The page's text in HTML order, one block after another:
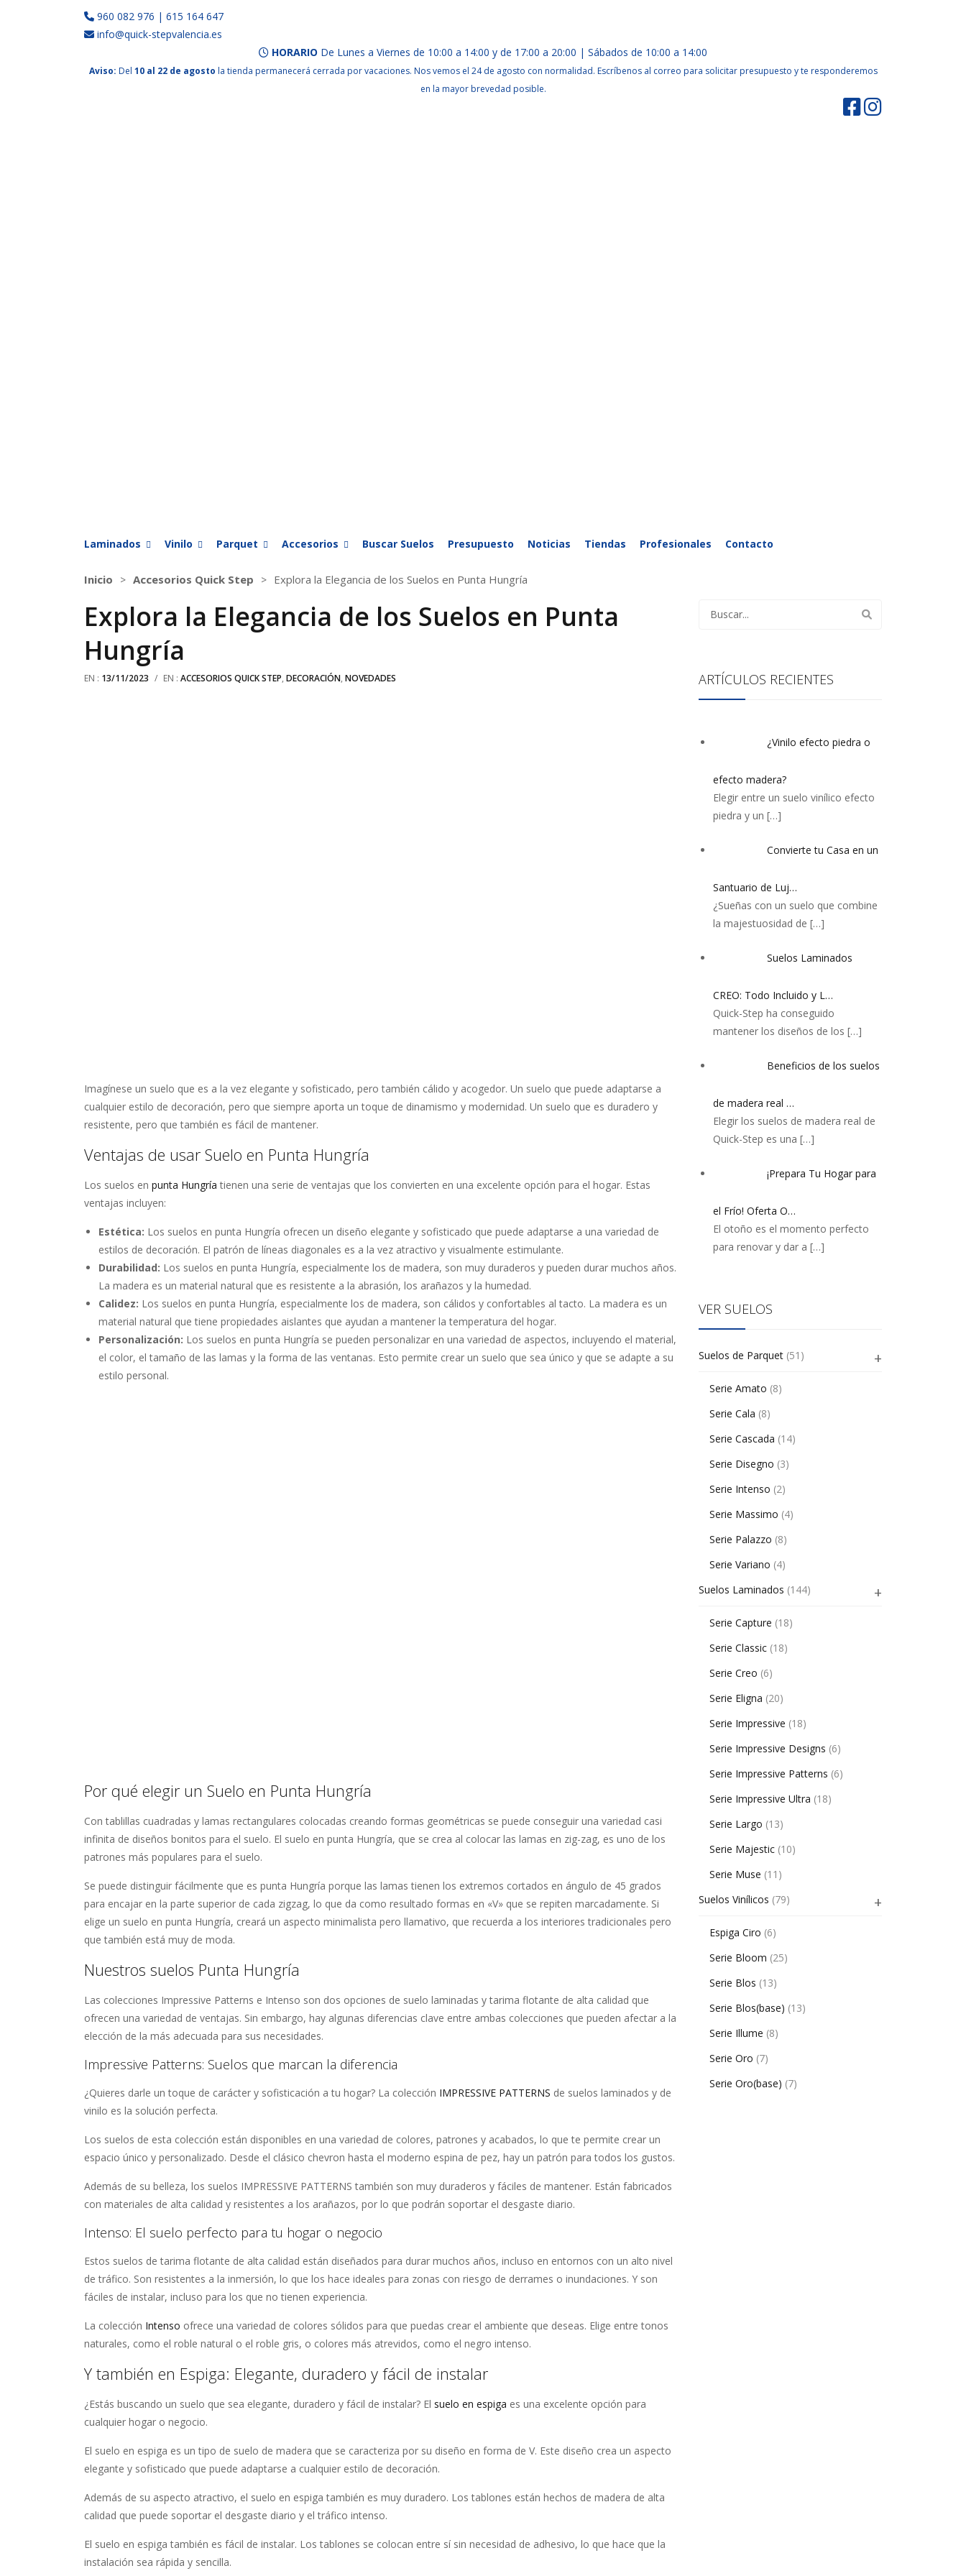
960 082 976 | 615 164 647
info@quick-stepvalencia.es
HORARIO De Lunes a Viernes de 10:00 a 14:00 y de 17:00 a 20:00 | Sábados de 10:00 a 14:00
Aviso: Del 10 al 22 de agosto la tienda permanecerá cerrada por vacaciones. Nos vemos el 24 de agosto con normalidad. Escríbenos al correo para solicitar presupuesto y te responderemos
en la mayor brevedad posible.
Laminados Vinilo Parquet Accesorios Buscar Suelos Presupuesto Noticias Tiendas Profesionales Contacto
Inicio Accesorios Quick Step Explora la Elegancia de los Suelos en Punta Hungría
Explora la Elegancia de los Suelos en Punta
Hungría
EN : 13/11/2023 / EN : ACCESORIOS QUICK STEP, DECORACIÓN, NOVEDADES
Imagínese un suelo que es a la vez elegante y sofisticado, pero también cálido y acogedor. Un suelo que puede adaptarse a
cualquier estilo de decoración, pero que siempre aporta un toque de dinamismo y modernidad. Un suelo que es duradero y
resistente, pero que también es fácil de mantener.
Ventajas de usar Suelo en Punta Hungría
Los suelos en punta Hungría tienen una serie de ventajas que los convierten en una excelente opción para el hogar. Estas
ventajas incluyen:
Estética: Los suelos en punta Hungría ofrecen un diseño elegante y sofisticado que puede adaptarse a una variedad de
estilos de decoración. El patrón de líneas diagonales es a la vez atractivo y visualmente estimulante.
Durabilidad: Los suelos en punta Hungría, especialmente los de madera, son muy duraderos y pueden durar muchos años.
La madera es un material natural que es resistente a la abrasión, los arañazos y la humedad.
Calidez: Los suelos en punta Hungría, especialmente los de madera, son cálidos y confortables al tacto. La madera es un
material natural que tiene propiedades aislantes que ayudan a mantener la temperatura del hogar.
Personalización: Los suelos en punta Hungría se pueden personalizar en una variedad de aspectos, incluyendo el material,
el color, el tamaño de las lamas y la forma de las ventanas. Esto permite crear un suelo que sea único y que se adapte a su
estilo personal.
Por qué elegir un Suelo en Punta Hungría
Con tablillas cuadradas y lamas rectangulares colocadas creando formas geométricas se puede conseguir una variedad casi
infinita de diseños bonitos para el suelo. El suelo en punta Hungría, que se crea al colocar las lamas en zig-zag, es uno de los
patrones más populares para el suelo.
Se puede distinguir fácilmente que es punta Hungría porque las lamas tienen los extremos cortados en ángulo de 45 grados
para encajar en la parte superior de cada zigzag, lo que da como resultado formas en «V» que se repiten marcadamente. Si
elige un suelo en punta Hungría, creará un aspecto minimalista pero llamativo, que recuerda a los interiores tradicionales pero
que también está muy de moda.
Nuestros suelos Punta Hungría
Las colecciones Impressive Patterns e Intenso son dos opciones de suelo laminadas y tarima flotante de alta calidad que
ofrecen una variedad de ventajas. Sin embargo, hay algunas diferencias clave entre ambas colecciones que pueden afectar a la
elección de la más adecuada para sus necesidades.
Impressive Patterns: Suelos que marcan la diferencia
¿Quieres darle un toque de carácter y sofisticación a tu hogar? La colección IMPRESSIVE PATTERNS de suelos laminados y de
vinilo es la solución perfecta.
Los suelos de esta colección están disponibles en una variedad de colores, patrones y acabados, lo que te permite crear un
espacio único y personalizado. Desde el clásico chevron hasta el moderno espina de pez, hay un patrón para todos los gustos.
Además de su belleza, los suelos IMPRESSIVE PATTERNS también son muy duraderos y fáciles de mantener. Están fabricados
con materiales de alta calidad y resistentes a los arañazos, por lo que podrán soportar el desgaste diario.
Intenso: El suelo perfecto para tu hogar o negocio
Estos suelos de tarima flotante de alta calidad están diseñados para durar muchos años, incluso en entornos con un alto nivel
de tráfico. Son resistentes a la inmersión, lo que los hace ideales para zonas con riesgo de derrames o inundaciones. Y son
fáciles de instalar, incluso para los que no tienen experiencia.
La colección Intenso ofrece una variedad de colores sólidos para que puedas crear el ambiente que deseas. Elige entre tonos
naturales, como el roble natural o el roble gris, o colores más atrevidos, como el negro intenso.
Y también en Espiga: Elegante, duradero y fácil de instalar
¿Estás buscando un suelo que sea elegante, duradero y fácil de instalar? El suelo en espiga es una excelente opción para
cualquier hogar o negocio.
El suelo en espiga es un tipo de suelo de madera que se caracteriza por su diseño en forma de V. Este diseño crea un aspecto
elegante y sofisticado que puede adaptarse a cualquier estilo de decoración.
Además de su aspecto atractivo, el suelo en espiga también es muy duradero. Los tablones están hechos de madera de alta
calidad que puede soportar el desgaste diario y el tráfico intenso.
El suelo en espiga también es fácil de instalar. Los tablones se colocan entre sí sin necesidad de adhesivo, lo que hace que la
instalación sea rápida y sencilla.
ARTÍCULOS RECIENTES
¿Vinilo efecto piedra o
efecto madera?
Elegir entre un suelo vinílico efecto
piedra y un […]
Convierte tu Casa en un
Santuario de Luj…
¿Sueñas con un suelo que combine
la majestuosidad de […]
Suelos Laminados
CREO: Todo Incluido y L…
Quick-Step ha conseguido
mantener los diseños de los […]
Beneficios de los suelos
de madera real …
Elegir los suelos de madera real de
Quick-Step es una […]
¡Prepara Tu Hogar para
el Frío! Oferta O…
El otoño es el momento perfecto
para renovar y dar a […]
VER SUELOS
Suelos de Parquet (51)
Serie Amato (8)
Serie Cala (8)
Serie Cascada (14)
Serie Disegno (3)
Serie Intenso (2)
Serie Massimo (4)
Serie Palazzo (8)
Serie Variano (4)
Suelos Laminados (144)
Serie Capture (18)
Serie Classic (18)
Serie Creo (6)
Serie Eligna (20)
Serie Impressive (18)
Serie Impressive Designs (6)
Serie Impressive Patterns (6)
Serie Impressive Ultra (18)
Serie Largo (13)
Serie Majestic (10)
Serie Muse (11)
Suelos Vinílicos (79)
Espiga Ciro (6)
Serie Bloom (25)
Serie Blos (13)
Serie Blos(base) (13)
Serie Illume (8)
Serie Oro (7)
Serie Oro(base) (7)